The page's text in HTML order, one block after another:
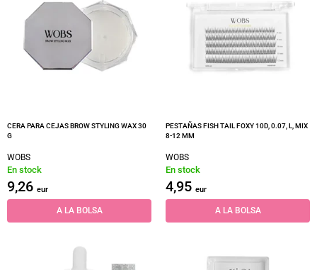
CERA PARA CEJAS BROW STYLING WAX 30
G
WOBS
En stock
9,26 eur
A LA BOLSA
PESTAÑAS FISH TAIL FOXY 10D, 0.07, L, MIX
8-12 MM
WOBS
En stock
4,95 eur
A LA BOLSA